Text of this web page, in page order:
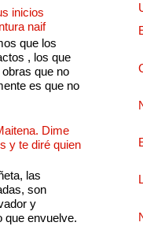
inicios
naif
que los
, los que
que no
es que no
Dime
y te diré quien
las
son
y
que envuelve.